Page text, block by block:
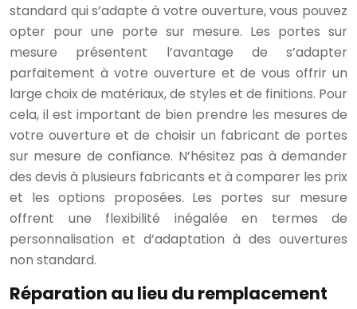
standard qui s’adapte à votre ouverture, vous pouvez
opter pour une porte sur mesure. Les portes sur
mesure présentent l’avantage de s’adapter
parfaitement à votre ouverture et de vous offrir un
large choix de matériaux, de styles et de finitions. Pour
cela, il est important de bien prendre les mesures de
votre ouverture et de choisir un fabricant de portes
sur mesure de confiance. N’hésitez pas à demander
des devis à plusieurs fabricants et à comparer les prix
et les options proposées. Les portes sur mesure
offrent une flexibilité inégalée en termes de
personnalisation et d’adaptation à des ouvertures
non standard.
Réparation au lieu du remplacement